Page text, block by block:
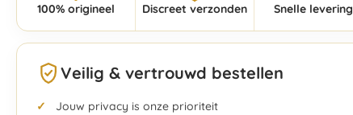
100% origineel Discreet verzonden Snelle levering
Veilig & vertrouwd bestellen
Jouw privacy is onze prioriteit